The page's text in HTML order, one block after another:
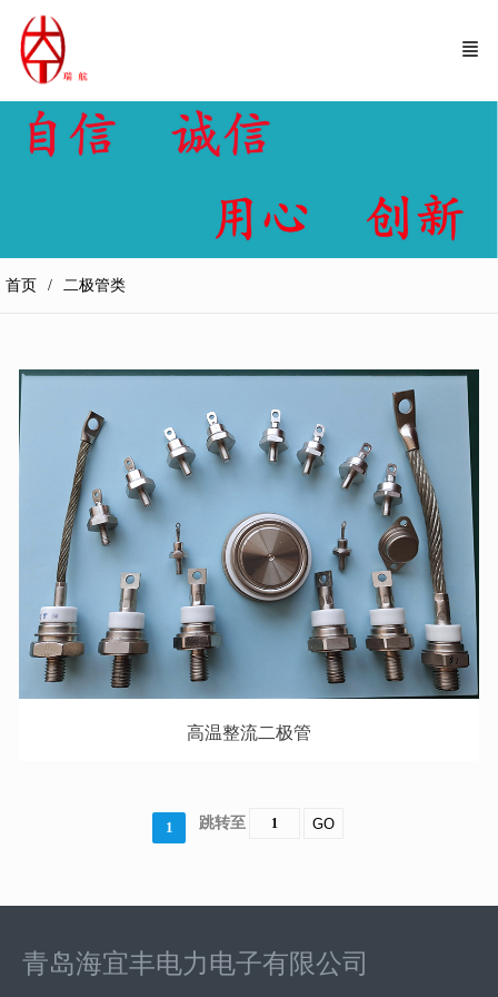
首页 二极管类
高温整流二极管
1 跳转至 GO
青岛海宜丰电力电子有限公司